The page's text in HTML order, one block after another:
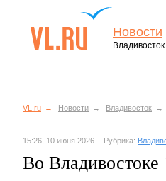
Новости
Владивосток
VL.ru Новости Владивосток
15:26, 10 июня 2026 Рубрика:
Во